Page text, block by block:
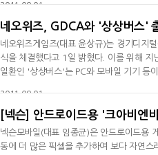
2011-09-01
네오위즈, GDCA와 '상상버스'
네오위즈게임즈(대표 윤상규)는 경기디지
식을 체결했다고 1일 밝혔다. 이를 위해
일환인 '상상버스'는 PC와 모바일 기기 등
2011-09-01
[넥슨] 안드로이드용 '크아비엔
넥슨모바일(대표 임종균)은 안드로이드용
동에 더 많은 픽셀을 추가하여 보다 자연